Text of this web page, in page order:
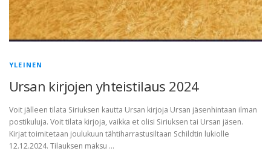
YLEINEN
Ursan kirjojen yhteistilaus 2024
Voit jälleen tilata Siriuksen kautta Ursan kirjoja Ursan jäsenhintaan ilman
postikuluja. Voit tilata kirjoja, vaikka et olisi Siriuksen tai Ursan jäsen.
Kirjat toimitetaan joulukuun tähtiharrastusiltaan Schildtin lukiolle
12.12.2024. Tilauksen maksu …